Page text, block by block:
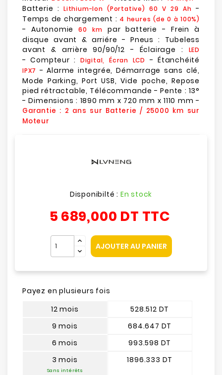
Batterie : Lithium-Ion (Portative) 60 V 29 Ah -
Temps de chargement : 4 heures (de 0 à 100%)
- Autonomie60 km
par batterie - Frein à
disque avant & arriére - Pneus : Tubeless
avant & arrière 90/90/12 - Éclairage :
LED
- Compteur : Digital, Écran LCD - Étanchéité
IPX7 - Alarme integrée, Démarrage sans clé,
Mode Parking, Port USB, Vide poche, Repose
pied rétractable, Télécommande - Pente : 13°
- Dimensions : 1890 mm x 720 mm x 1110 mm -
Garantie : 2 ans sur Batterie / 25000 km sur
Moteur
Disponibilté : En stock
5 689,000 DT TTC
AJOUTER AU PANIER
Payez en plusieurs fois
12 mois
9 mois
6 mois
3 mois
Sans intérêts
528.512 DT
684.647 DT
993.598 DT
1896.333 DT